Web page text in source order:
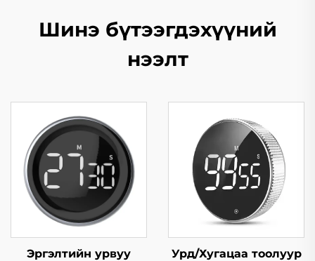
Шинэ бүтээгдэхүүний
нээлт
Эргэлтийн урвуу
Урд/Хугацаа тоолуур